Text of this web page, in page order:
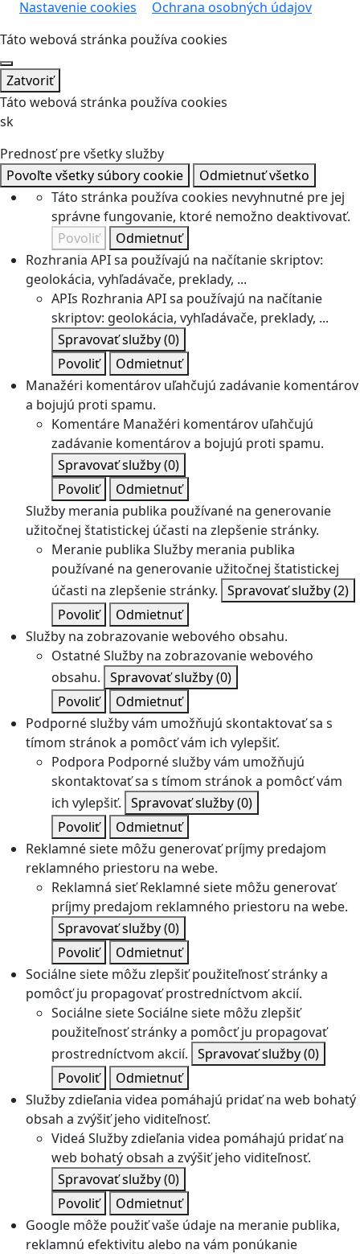
Nastavenie cookies
Ochrana osobných údajov
Táto webová stránka používa cookies
Zatvoriť
Táto webová stránka používa cookies
sk
Prednosť pre všetky služby
Povoľte všetky súbory cookie
Odmietnuť všetko
Táto stránka používa cookies nevyhnutné pre jej
správne fungovanie, ktoré nemožno deaktivovať.
Povoliť
Odmietnuť
Rozhrania API sa používajú na načítanie skriptov:
geolokácia, vyhľadávače, preklady, ...
APIs Rozhrania API sa používajú na načítanie
skriptov: geolokácia, vyhľadávače, preklady, ...
Spravovať služby(0)
Povoliť
Odmietnuť
Manažéri komentárov uľahčujú zadávanie komentárov
a bojujú proti spamu.
Komentáre Manažéri komentárov uľahčujú
zadávanie komentárov a bojujú proti spamu.
Spravovať služby(0)
Povoliť
Odmietnuť
Služby merania publika používané na generovanie
užitočnej štatistickej účasti na zlepšenie stránky.
Meranie publika Služby merania publika
používané na generovanie užitočnej štatistickej
účasti na zlepšenie stránky. Spravovať služby(2)
Povoliť
Odmietnuť
Služby na zobrazovanie webového obsahu.
OstatnéSlužby na zobrazovanie webového
obsahu. Spravovať služby(0)
Povoliť
Odmietnuť
Podporné služby vám umožňujú skontaktovať sa s
tímom stránok a pomôcť vám ich vylepšiť.
Podpora Podporné služby vám umožňujú
skontaktovať sa s tímom stránok a pomôcť vám
ich vylepšiť. Spravovať služby(0)
Povoliť
Odmietnuť
Reklamné siete môžu generovať príjmy predajom
reklamného priestoru na webe.
Reklamná sieť Reklamné siete môžu generovať
príjmy predajom reklamného priestoru na webe.
Spravovať služby(0)
Povoliť
Odmietnuť
Sociálne siete môžu zlepšiť použiteľnosť stránky a
pomôcť ju propagovať prostredníctvom akcií.
Sociálne sieteSociálne siete môžu zlepšiť
použiteľnosť stránky a pomôcť ju propagovať
prostredníctvom akcií. Spravovať služby(0)
Povoliť
Odmietnuť
Služby zdieľania videa pomáhajú pridať na web bohatý
obsah a zvýšiť jeho viditeľnosť.
Videá Služby zdieľania videa pomáhajú pridať na
web bohatý obsah a zvýšiť jeho viditeľnosť.
Spravovať služby(0)
Povoliť
Odmietnuť
Google môže použiť vaše údaje na meranie publika,
reklamnú efektivitu alebo na vám ponúkanie